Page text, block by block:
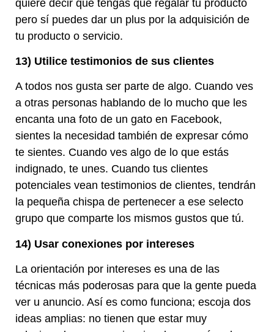
quiere decir que tengas que regalar tu producto
pero sí puedes dar un plus por la adquisición de
tu producto o servicio.
13) Utilice testimonios de sus clientes
A todos nos gusta ser parte de algo. Cuando ves
a otras personas hablando de lo mucho que les
encanta una foto de un gato en Facebook,
sientes la necesidad también de expresar cómo
te sientes. Cuando ves algo de lo que estás
indignado, te unes. Cuando tus clientes
potenciales vean testimonios de clientes, tendrán
la pequeña chispa de pertenecer a ese selecto
grupo que comparte los mismos gustos que tú.
14) Usar conexiones por intereses
La orientación por intereses es una de las
técnicas más poderosas para que la gente pueda
ver u anuncio. Así es como funciona; escoja dos
ideas amplias: no tienen que estar muy